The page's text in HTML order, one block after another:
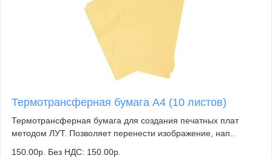
Термотрансферная бумага А4 (10 листов)
Термотрансферная бумага для создания печатных плат
методом ЛУТ. Позволяет перенести изображение, нап..
150.00р. Без НДС: 150.00р.